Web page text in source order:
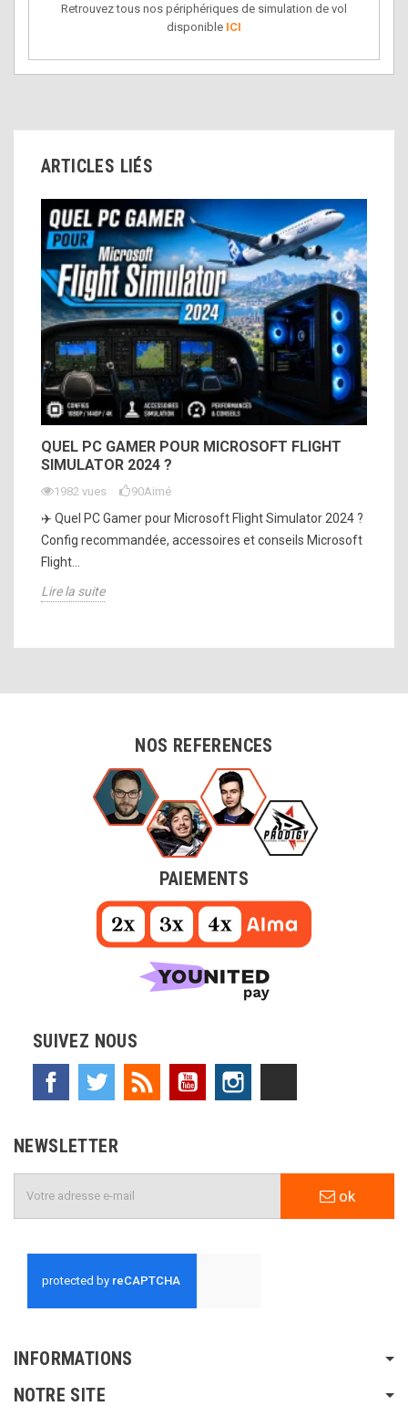
Retrouvez tous nos périphériques de simulation de vol
disponible ICI
ARTICLES LIÉS
QUEL PC GAMER POUR MICROSOFT FLIGHT
SIMULATOR 2024 ?
1982 vues 90Aimé
✈️ Quel PC Gamer pour Microsoft Flight Simulator 2024 ?
Config recommandée, accessoires et conseils Microsoft
Flight...
Lire la suite
NOS REFERENCES
PAIEMENTS
SUIVEZ NOUS
Facebook Twitter Rss YouTube
NEWSLETTER
ok
INFORMATIONS
NOTRE SITE